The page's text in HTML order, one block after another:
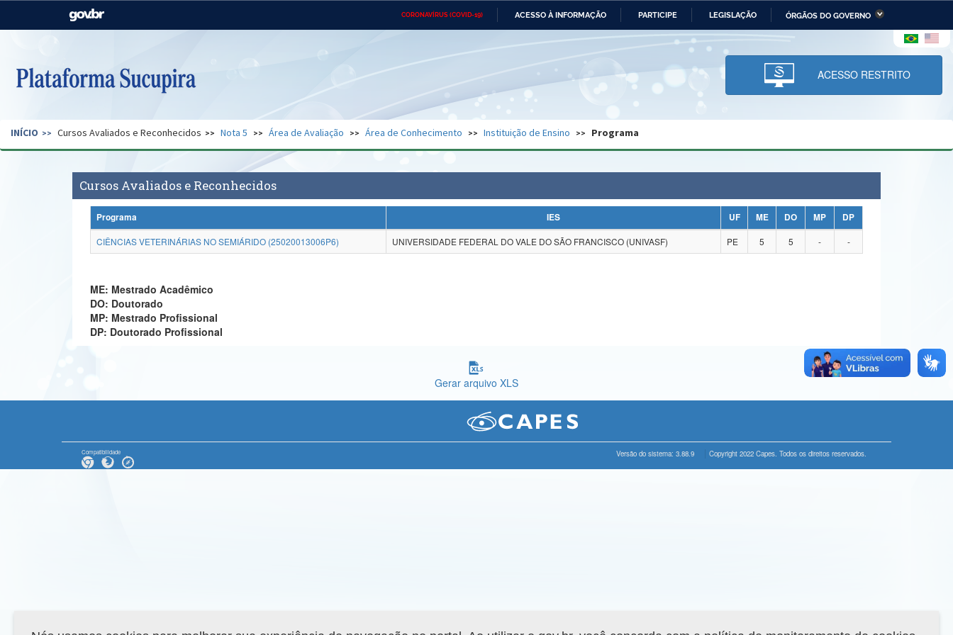
CORONAVÍRUS (COVID-19) ACESSO À INFORMAÇÃO PARTICIPE LEGISLAÇÃO ÓRGÃOS DO GOVERNO
Casa Civil Ministério das Relações Ministério da Economia Ministério da Infraestrutura
Pecuária e Abastecimento
Ministério da Ciência,
Tecnologia, Inovações e
Comunicações
Ministério do Desenvolvimento
Regional e dos Direitos Humanos
Secretaria de Governo Gabinete de Segurança Advocacia-Geral da União Banco Central do Brasil Planalto
ACESSO RESTRITO
INÍCIO Cursos Avaliados e Reconhecidos Nota 5 Área de Avaliação Área de Conhecimento Instituição de Ensino Programa
Cursos Avaliados e Reconhecidos
Programa IES UF ME DO MP
DP
CIÊNCIAS VETERINÁRIAS NO SEMIÁRIDO (25020013006P6)
UNIVERSIDADE FEDERAL DO VALE DO SÃO FRANCISCO (UNIVASF) PE 5 5 - -
ME: Mestrado Acadêmico
DO: Doutorado
MP: Mestrado Profissional
DP: Doutorado Profissional
Gerar arquivo XLS
Compatibilidade Versão do sistema: 3.88.9 Copyright 2022 Capes. Todos os direitos reservados.